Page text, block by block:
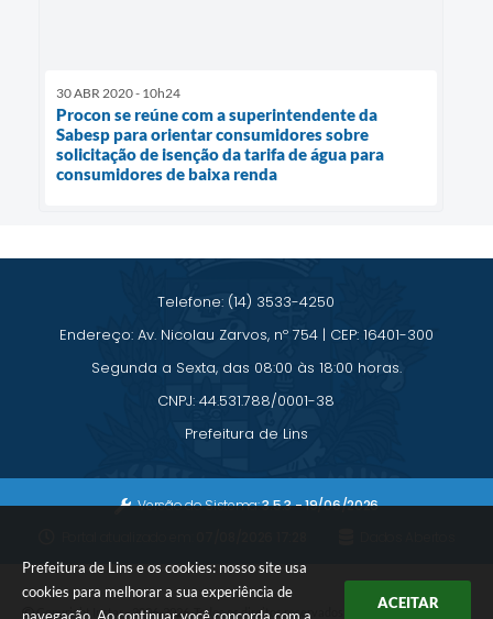
Prefeitura de Lins e os cookies: nosso site usa
cookies para melhorar a sua experiência de
ACEITAR
30 ABR 2020 - 10h24
Procon se reúne com a superintendente da
Sabesp para orientar consumidores sobre
solicitação de isenção da tarifa de água para
consumidores de baixa renda
Telefone: (14) 3533-4250
Endereço: Av. Nicolau Zarvos, nº 754 | CEP: 16401-300
Segunda a Sexta, das 08:00 às 18:00 horas.
CNPJ: 44.531.788/0001-38
Prefeitura de Lins
Versão do Sistema:3.5.3 - 19/06/2026
Copyright Instar - 2006-2026. Todos os direitos reservados -